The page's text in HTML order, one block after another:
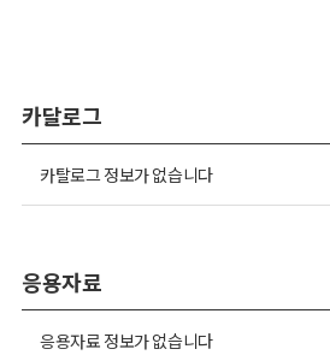
카달로그
카탈로그 정보가 없습니다
응용자료
응용자료 정보가 없습니다